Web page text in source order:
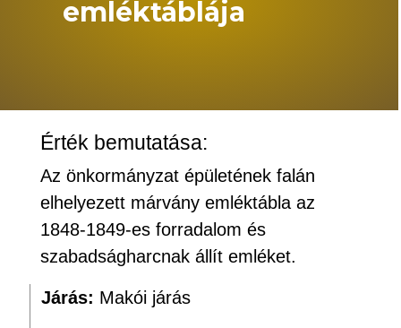
emléktáblája
Érték bemutatása:
Az önkormányzat épületének falán
elhelyezett márvány emléktábla az
1848-1849-es forradalom és
szabadságharcnak állít emléket.
Járás: Makói járás